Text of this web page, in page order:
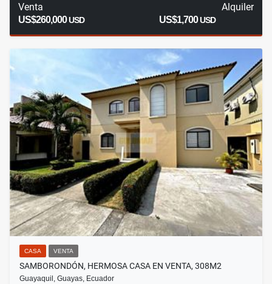
Venta
US$260,000USD
Alquiler
US$1,700USD
CASA VENTA
SAMBORONDÓN, HERMOSA CASA EN VENTA, 308M2
Guayaquil, Guayas, Ecuador